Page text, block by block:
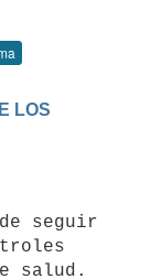
LOS
salud.